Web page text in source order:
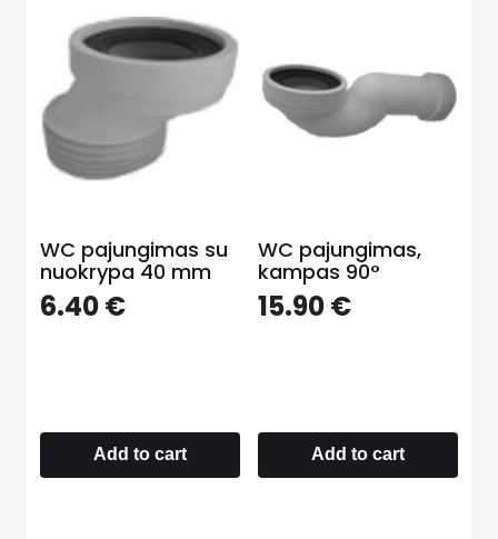
WC pajungimas su
nuokrypa 40 mm
6.40€
Add to cart
WC pajungimas,
kampas 90°
15.90€
Add to cart